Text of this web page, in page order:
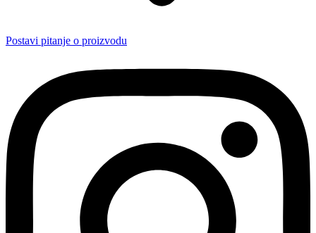
Postavi pitanje o proizvodu